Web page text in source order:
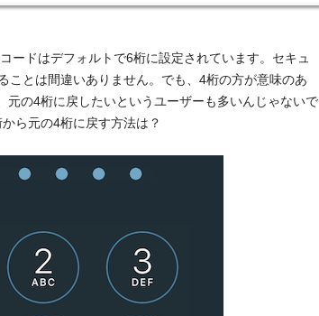
ードはデフォルトで6桁に設定されています。セキュ
ことは間違いありません。でも、4桁の方が意味のあ
元の4桁に戻したいというユーザーも多いんじゃないで
ら元の4桁に戻す方法は？